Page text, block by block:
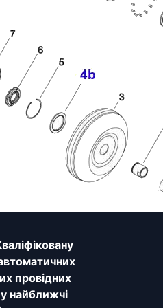
провідних
найближчі